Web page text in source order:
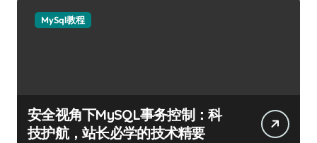
MySql教程
安全视角下MySQL事务控制：科
技护航，站长必学的技术精要